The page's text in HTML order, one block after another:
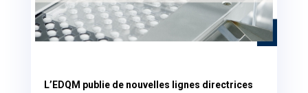
L’EDQM publie de nouvelles lignes directrices